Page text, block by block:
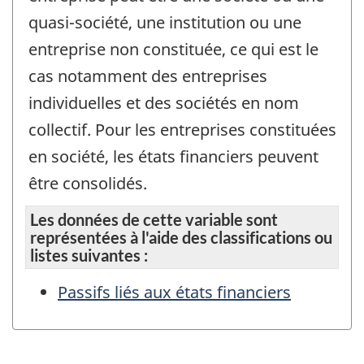
quasi-société, une institution ou une
entreprise non constituée, ce qui est le
cas notamment des entreprises
individuelles et des sociétés en nom
collectif. Pour les entreprises constituées
en société, les états financiers peuvent
être consolidés.
Les données de cette variable sont
représentées à l'aide des classifications ou
listes suivantes :
Passifs liés aux états financiers